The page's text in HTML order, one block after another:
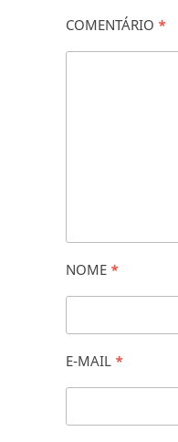
COMENTÁRIO *
NOME *
E-MAIL *